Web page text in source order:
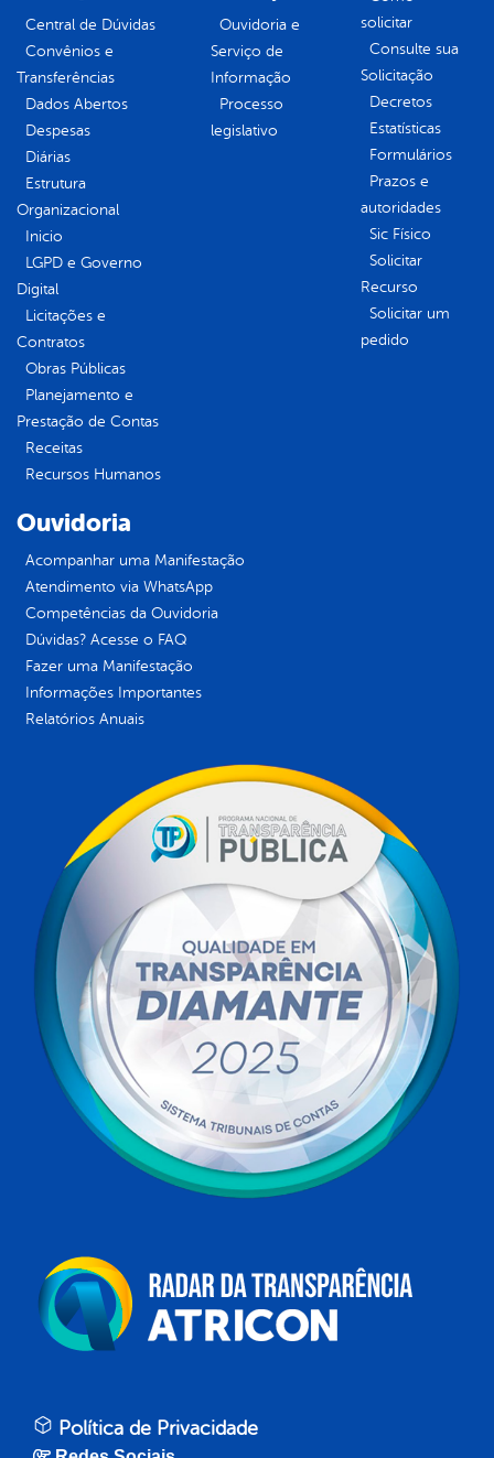
Central de Dúvidas
Convênios e
Transferências
Dados Abertos
Despesas
Diárias
Estrutura
Organizacional
Inicio
LGPD e Governo
Digital
Licitações e
Contratos
Obras Públicas
Planejamento e
Prestação de Contas
Receitas
Recursos Humanos
Ouvidoria e
Serviço de
Informação
Processo
legislativo
solicitar
Consulte sua
Solicitação
Decretos
Estatísticas
Formulários
Prazos e
autoridades
Sic Físico
Solicitar
Recurso
Solicitar um
pedido
Ouvidoria
Acompanhar uma Manifestação
Atendimento via WhatsApp
Competências da Ouvidoria
Dúvidas? Acesse o FAQ
Fazer uma Manifestação
Informações Importantes
Relatórios Anuais
Política de Privacidade